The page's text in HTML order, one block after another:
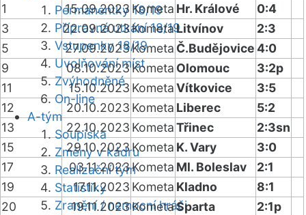
Permanentky 18/19
Přípravná utkání 18/19
Vstupenky 18/19
Uvolňování míst
Zvýhodněné
On-line
A-tým
Soupiska
Změny v kádru
Realizační tým
Statistiky
Zranění / nemocní hráči
1 15.09.2023 Kometa Hr. Králové
0:4
3
22.09.2023KometaLitvínov
2:3
5
27.09.2023Kometa Č.Budějovice4:0
9
08.10.2023 Kometa Olomouc
3:2p
11
15.10.2023 KometaVítkovice
3:5
12
20.10.2023 Kometa Liberec
5:2
13
22.10.2023 KometaTřinec
2:3sn
15
29.10.2023Kometa K. Vary
3:0
17
03.11.2023Kometa Ml. Boleslav
2:1
19
17.11.2023 Kometa Kladno
8:1
20
19.11.2023KometaSparta
2:1p